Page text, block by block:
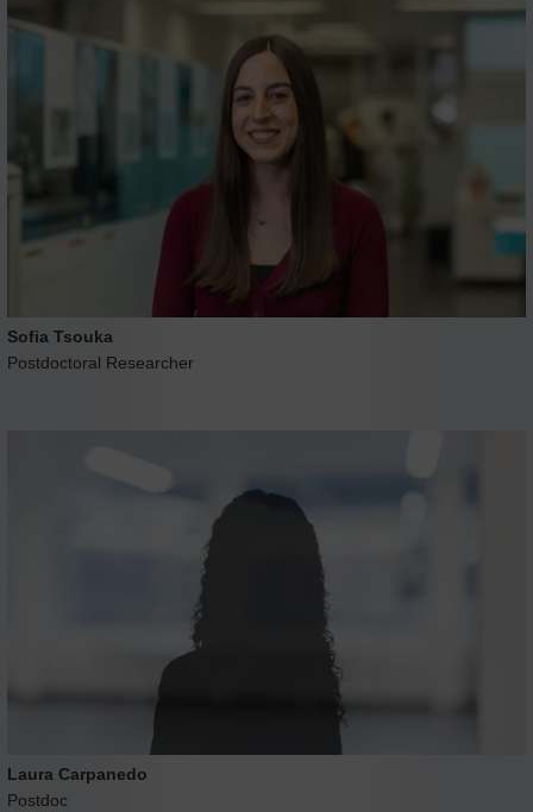
Sofia Tsouka
Postdoctoral Researcher
Laura Carpanedo
Postdoc